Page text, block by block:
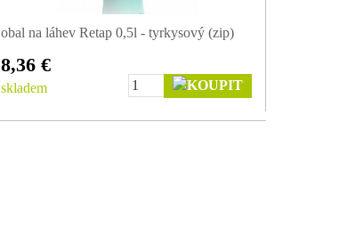
obal na láhev Retap 0,5l - tyrkysový (zip)
8,36 €
skladem